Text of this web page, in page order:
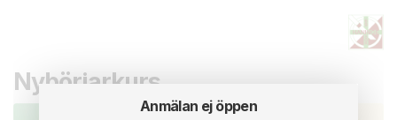
Anmälan ej öppen
Nybörjarkurs